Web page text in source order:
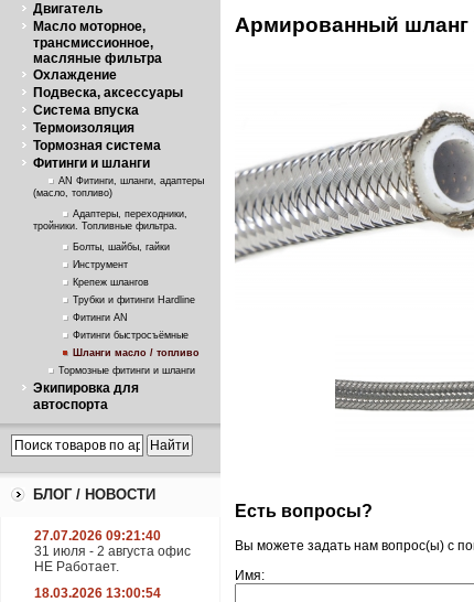
Двигатель
Масло моторное,
трансмиссионное,
масляные фильтра
Охлаждение
Подвеска, аксессуары
Система впуска
Термоизоляция
Тормозная система
Фитинги и шланги
AN Фитинги, шланги, адаптеры
(масло, топливо)
Адаптеры, переходники,
тройники. Топливные фильтра.
Болты, шайбы, гайки
Инструмент
Крепеж шлангов
Трубки и фитинги Hardline
Фитинги AN
Фитинги быстросъёмные
Шланги масло / топливо
Тормозные фитинги и шланги
Экипировка для
автоспорта
БЛОГ / НОВОСТИ
27.07.2026 09:21:40
31 июля - 2 августа офис
НЕ Работает.
18.03.2026 13:00:54
Армированный шланг
Есть вопросы?
Вы можете задать нам вопрос(ы) с
Имя: